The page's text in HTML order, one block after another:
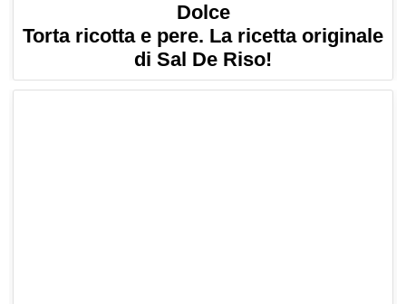
Dolce
Torta ricotta e pere. La ricetta originale
di Sal De Riso!